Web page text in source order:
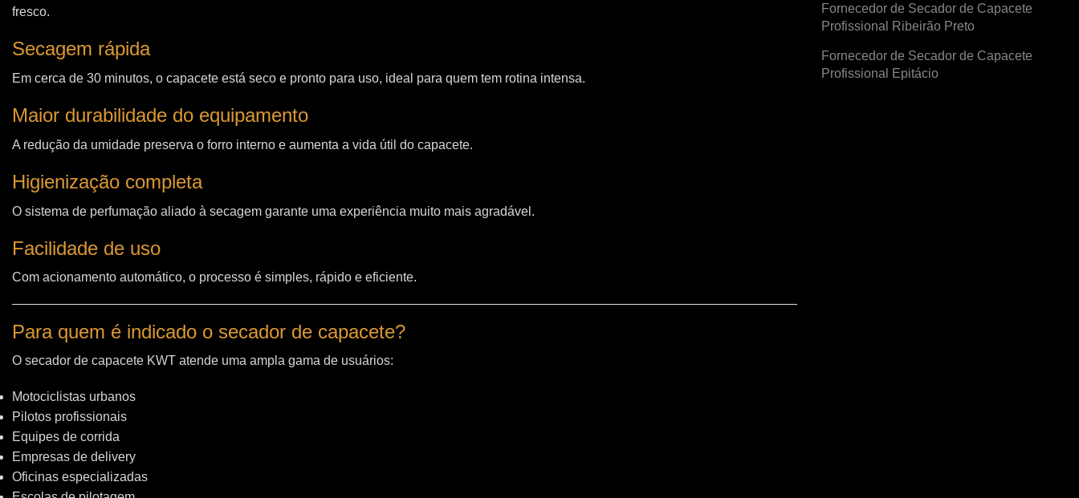
fresco.
Secagem rápida
Em cerca de 30 minutos, o capacete está seco e pronto para uso, ideal para quem tem rotina intensa.
Maior durabilidade do equipamento
A redução da umidade preserva o forro interno e aumenta a vida útil do capacete.
Higienização completa
O sistema de perfumação aliado à secagem garante uma experiência muito mais agradável.
Facilidade de uso
Com acionamento automático, o processo é simples, rápido e eficiente.
Para quem é indicado o secador de capacete?
O secador de capacete KWT atende uma ampla gama de usuários:
Motociclistas urbanos
Pilotos profissionais
Equipes de corrida
Empresas de delivery
Oficinas especializadas
Fornecedor de Secador de Capacete
Profissional Ribeirão Preto
Fornecedor de Secador de Capacete
Profissional Epitácio